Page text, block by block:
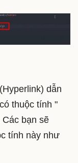
dẫn
thuộc tính "
bạn sẽ
tính này như